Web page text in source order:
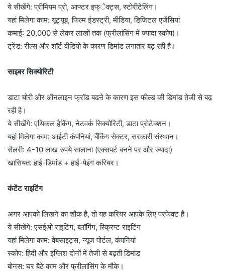
ये सीखेंगे: प्रीमियम प्रो, आफ्टर इफ्ेक्ट्स, स्टोरीटेलिंग।
यहां मिलेगा काम: यूट्यूब, फिल्म इंडस्ट्री, मीडिया, डिजिटल एजेंसियां
कमाई: 20,000 से लेकर लाखों तक (फ्रीलांसिंग में ज्यादा स्कोप)।
ट्रेंड: रील्स और शॉर्ट वीडियो के कारण डिमांड लगातार बढ़ रही है।
साइबर सिक्योरिटी
डाटा चोरी और ऑनलाइन फ्रॉड बढऩे के कारण इस फील्ड की डिमांड तेजी से बढ़
रही है।
ये सीखेंगे: एथिकल हैकिंग, नेटवर्क सिक्योरिटी, डाटा प्रोटेक्शन।
यहां मिलेगा काम: आईटी कंपनियां, बैंकिंग सेक्टर, सरकारी संस्थान।
सैलरी: 4-10 लाख रुपये सालाना (एक्सपर्ट बनने पर और ज्यादा)
खासियत: हाई-डिमांड + हाई-पेइंग करियर।
कंटेंट राइटिंग
अगर आपको लिखने का शौक है, तो यह करियर आपके लिए परफेक्ट है।
ये सीखेंगे: एसईओ राइटिंग, ब्लॉगिंग, स्क्रिप्ट राइटिंग
यहां मिलेगा काम: वेबसाइट्स, न्यूज पोर्टल, कंपनियां
स्कोप: हिंदी और इंग्लिश दोनों में तेजी से बढ़ती डिमांड
बोनस: घर बैठे काम और फ्रीलांसिंग के मौके।